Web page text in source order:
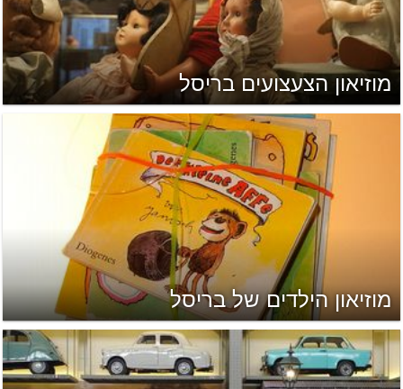
מוזיאון הצעצועים בריסל
מוזיאון הילדים של בריסל